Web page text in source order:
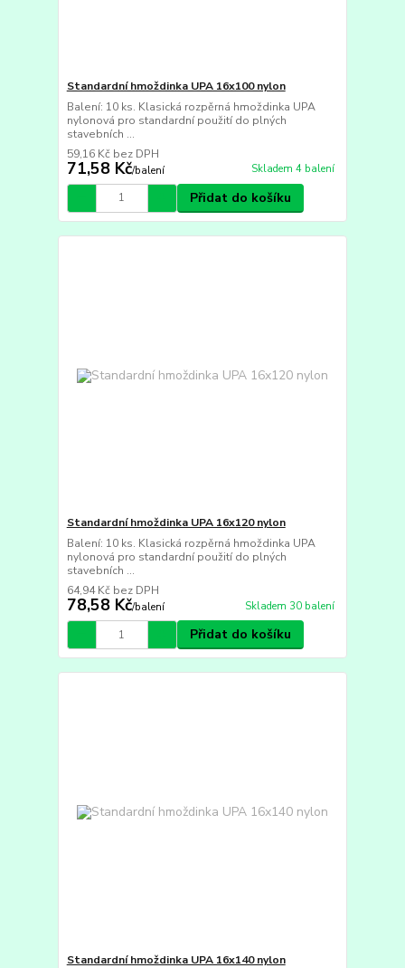
Standardní hmoždinka UPA 16x100 nylon
Balení: 10 ks. Klasická rozpěrná hmoždinka UPA
nylonová pro standardní použití do plných
stavebních ...
71,58 Kč/balení
59,16 Kč bez DPH
Skladem 4 balení
Přidat do košíku
Standardní hmoždinka UPA 16x120 nylon
Balení: 10 ks. Klasická rozpěrná hmoždinka UPA
nylonová pro standardní použití do plných
stavebních ...
78,58 Kč/balení
64,94 Kč bez DPH
Skladem 30 balení
Přidat do košíku
Standardní hmoždinka UPA 16x140 nylon